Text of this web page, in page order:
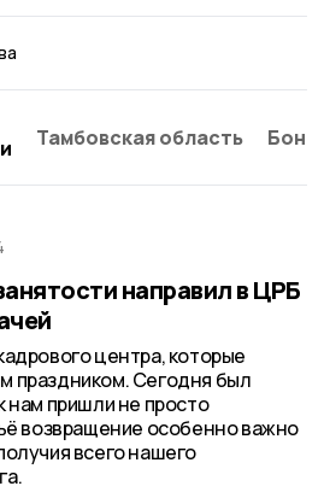
Тамбовская область
направил в ЦРБ
центра, которые
праздником. Сегодня был
нам пришли не просто
возвращение особенно важно
всего нашего